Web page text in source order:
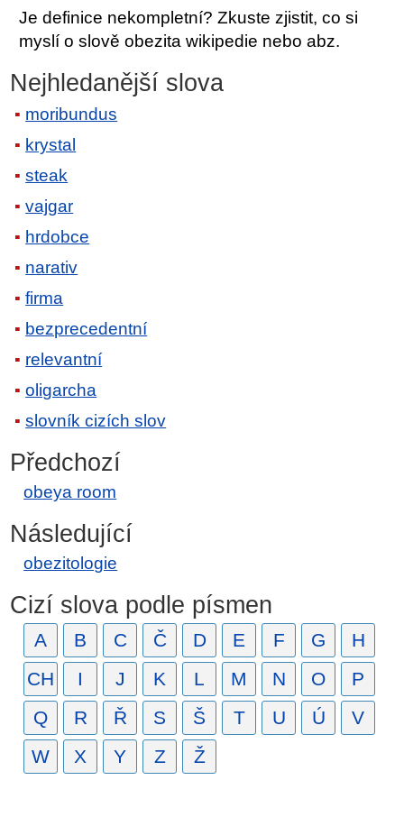
Je definice nekompletní? Zkuste zjistit, co si
myslí o slově obezita wikipedie nebo abz.
Nejhledanější slova
moribundus
krystal
steak
vajgar
hrdobce
narativ
firma
bezprecedentní
relevantní
oligarcha
slovník cizích slov
Předchozí
obeya room
Následující
obezitologie
Cizí slova podle písmen
A B C Č D E F G
H
CH
I J K L M N O
P
Q
R Ř S Š T U Ú
V
W
X Y Z Ž